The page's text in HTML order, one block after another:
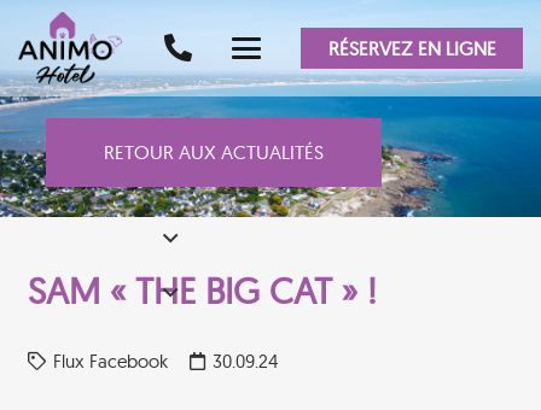
RÉSERVEZ EN LIGNE
RETOUR AUX ACTUALITÉS
SAM « THE BIG CAT » !
Flux Facebook 30.09.24